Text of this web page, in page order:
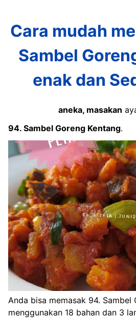
Cara mudah
Sambel
enak dan
aneka, masakan
94. Sambel Goreng Kentang.
Anda bisa memasak 94. Sambel
menggunakan 18 bahan dan 3